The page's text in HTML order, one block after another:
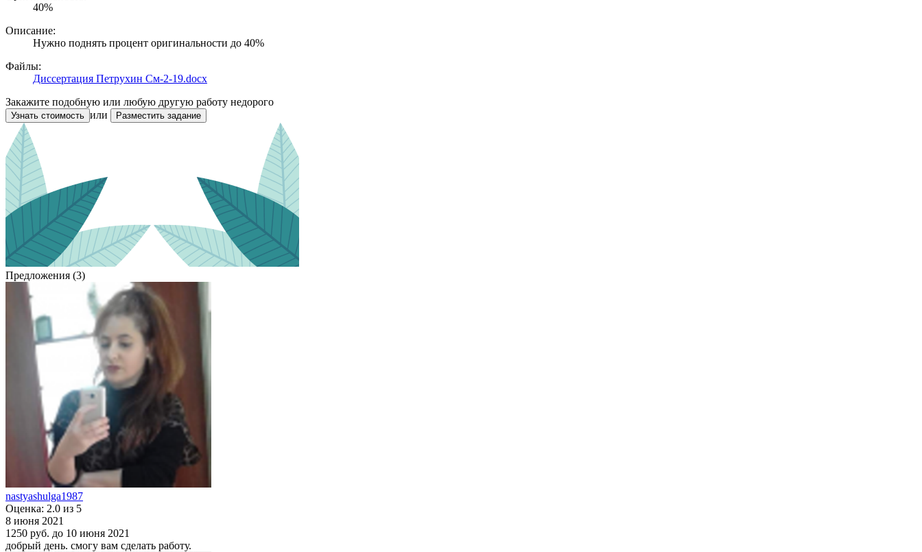
40%
Описание:
Нужно поднять процент оригинальности до 40%
Файлы:
Диссертация Петрухин См-2-19.docx
Закажите подобную или любую другую работу недорого
Узнать стоимость или Разместить задание
Предложения (3)
nastyashulga1987
Оценка: 2.0 из 5
8 июня 2021
1250 руб. до 10 июня 2021
добрый день. смогу вам сделать работу.